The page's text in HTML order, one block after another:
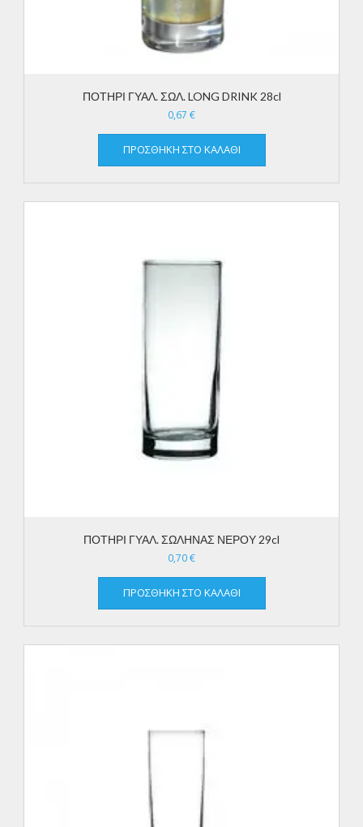
ΠΟΤΗΡΙ ΓΥΑΛ. ΣΩΛ. LONG DRINK 28cl
0,67 €
ΠΡΟΣΘΉΚΗ ΣΤΟ ΚΑΛΆΘΙ
ΠΟΤΗΡΙ ΓΥΑΛ. ΣΩΛΗΝΑΣ ΝΕΡΟΥ 29cl
0,70€
ΠΡΟΣΘΉΚΗ ΣΤΟ ΚΑΛΆΘΙ